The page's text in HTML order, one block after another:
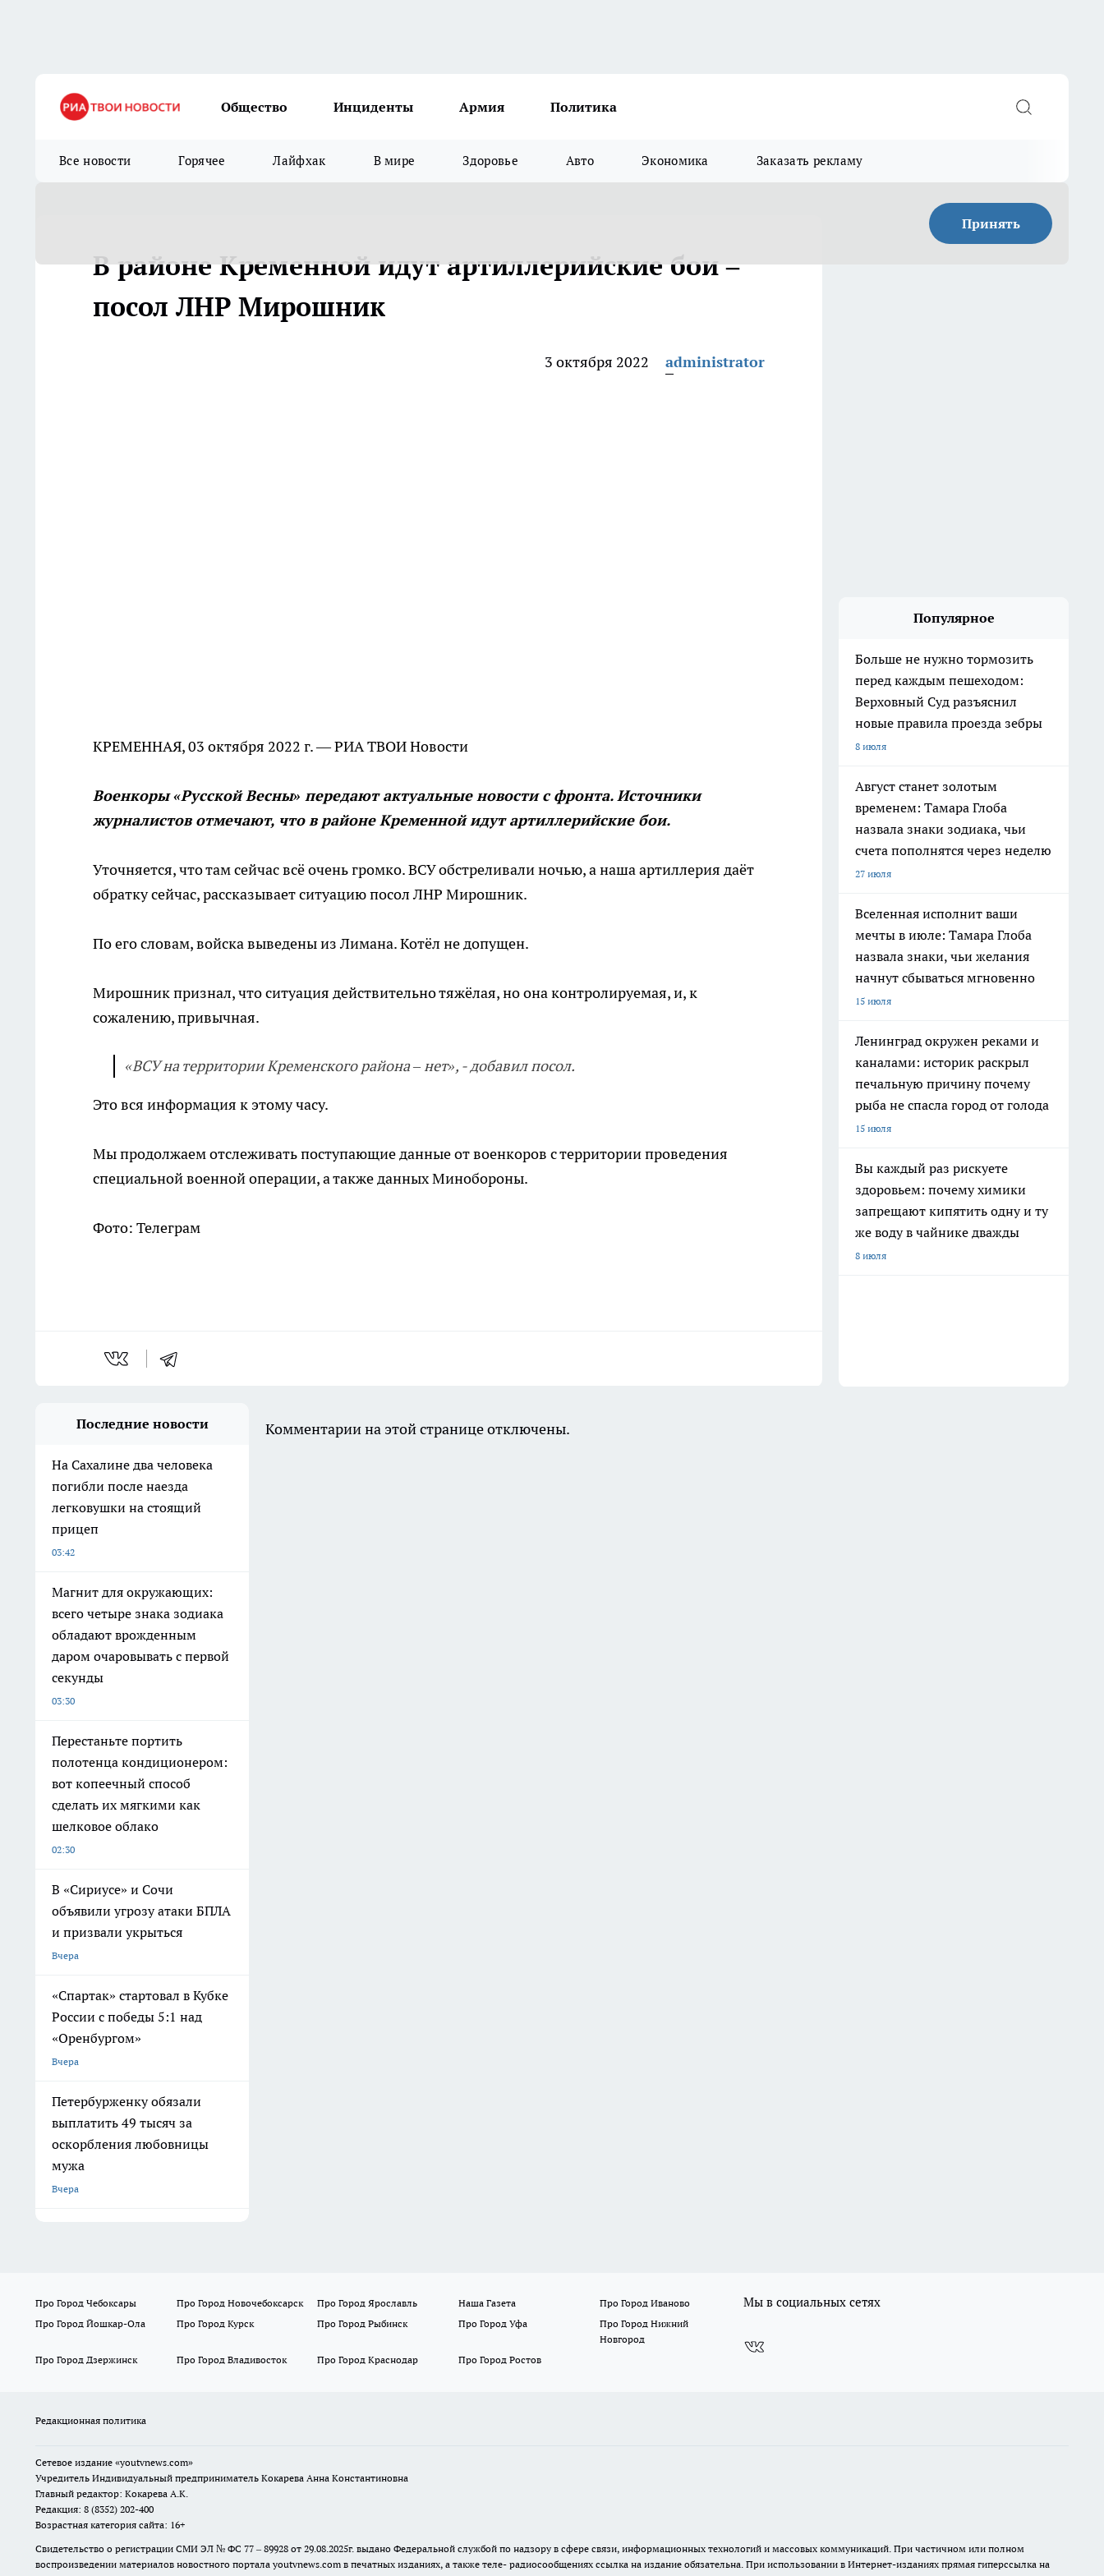
Общество Инциденты Армия Политика
Все новости Горячее Лайфхак В мире Здоровье Авто Экономика Заказать рекламу
Принять
В районе Кременной идут артиллерийские бои –
посол ЛНР Мирошник
3 октября 2022 administrator
КРЕМЕННАЯ, 03 октября 2022 г. — РИА ТВОИ Новости
Военкоры «Русской Весны» передают актуальные новости с фронта. Источники
журналистов отмечают, что в районе Кременной идут артиллерийские бои.
Уточняется, что там сейчас всё очень громко. ВСУ обстреливали ночью, а наша артиллерия даёт
обратку сейчас, рассказывает ситуацию посол ЛНР Мирошник.
По его словам, войска выведены из Лимана. Котёл не допущен.
Мирошник признал, что ситуация действительно тяжёлая, но она контролируемая, и, к
сожалению, привычная.
«ВСУ на территории Кременского района – нет», - добавил посол.
Это вся информация к этому часу.
Мы продолжаем отслеживать поступающие данные от военкоров с территории проведения
специальной военной операции, а также данных Минобороны.
Фото: Телеграм
Популярное
Больше не нужно тормозить
перед каждым пешеходом:
Верховный Суд разъяснил
новые правила проезда зебры
8 июля
Август станет золотым
временем: Тамара Глоба
назвала знаки зодиака, чьи
счета пополнятся через неделю
27 июля
Вселенная исполнит ваши
мечты в июле: Тамара Глоба
назвала знаки, чьи желания
начнут сбываться мгновенно
15 июля
Ленинград окружен реками и
каналами: историк раскрыл
печальную причину почему
рыба не спасла город от голода
15 июля
Вы каждый раз рискуете
здоровьем: почему химики
запрещают кипятить одну и ту
же воду в чайнике дважды
8 июля
Последние новости
На Сахалине два человека
погибли после наезда
легковушки на стоящий
прицеп
03:42
Магнит для окружающих:
всего четыре знака зодиака
обладают врожденным
даром очаровывать с первой
секунды
03:30
Перестаньте портить
полотенца кондиционером:
вот копеечный способ
сделать их мягкими как
шелковое облако
02:30
В «Сириусе» и Сочи
объявили угрозу атаки БПЛА
и призвали укрыться
Вчера
«Спартак» стартовал в Кубке
России с победы 5:1 над
«Оренбургом»
Вчера
Петербурженку обязали
выплатить 49 тысяч за
оскорбления любовницы
мужа
Вчера
Комментарии на этой странице отключены.
Про Город Чебоксары Про Город Новочебоксарск Про Город Ярославль Наша Газета
Про Город Иваново
Про Город Йошкар-Ола
Про Город Курск Про Город Рыбинск Про Город Уфа
Про Город Нижний
Новгород
Про Город Дзержинск
Про Город Владивосток Про Город Краснодар Про Город Ростов
Мы в социальных сетях
Редакционная политика
Сетевое издание «youtvnews.com»
Учредитель Индивидуальный предприниматель Кокарева Анна Константиновна
Главный редактор: Кокарева А.К.
Редакция: 8 (8352) 202-400
Возрастная категория сайта: 16+
Свидетельство о регистрации СМИ ЭЛ № ФС 77 – 89928 от 29.08.2025г. выдано Федеральной службой по надзору в сфере связи, информационных технологий и массовых коммуникаций. При частичном или полном
воспроизведении материалов новостного портала youtvnews.com в печатных изданиях, а также теле- радиосообщениях ссылка на издание обязательна. При использовании в Интернет-изданиях прямая гиперссылка на